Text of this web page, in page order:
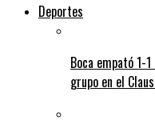
Deportes
Boca empató 1-
grupo en el